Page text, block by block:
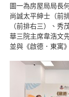
圖一為房屋局局長
尚誠太平紳士（前
（前排右三）、
華三院主席韋浩文
並與《啟德．東寓